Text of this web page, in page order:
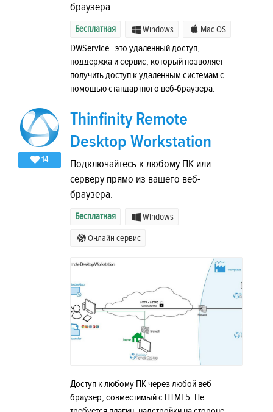
браузера.
Бесплатная Windows Mac OS
DWService - это удаленный доступ,
поддержка и сервис, который позволяет
получить доступ к удаленным системам с
помощью стандартного веб-браузера.
14
Thinfinity Remote
Desktop Workstation
Подключайтесь к любому ПК или
серверу прямо из вашего веб-
браузера.
Бесплатная Windows
Онлайн сервис
Доступ к любому ПК через любой веб-
браузер, совместимый с HTML5. Не